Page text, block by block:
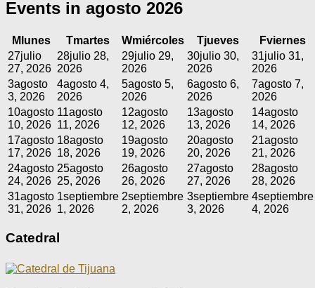
Events in agosto 2026
M lunes Tmartes Wmiércoles Tjueves Fviernes
27julio
27, 2026
28julio 28,
2026
29julio 29,
2026
30julio 30,
2026
31julio 31,
2026
3agosto
3, 2026
4agosto 4,
2026
5agosto 5,
2026
6agosto 6,
2026
7agosto 7,
2026
10agosto
10, 2026
11agosto
11, 2026
12agosto
12, 2026
13agosto
13, 2026
14agosto
14, 2026
17agosto
17, 2026
18agosto
18, 2026
19agosto
19, 2026
20agosto
20, 2026
21agosto
21, 2026
24agosto
24, 2026
25agosto
25, 2026
26agosto
26, 2026
27agosto
27, 2026
28agosto
28, 2026
31agosto
31, 2026
1septiembre
1, 2026
2septiembre
2, 2026
3septiembre
3, 2026
4septiembre
4, 2026
Catedral